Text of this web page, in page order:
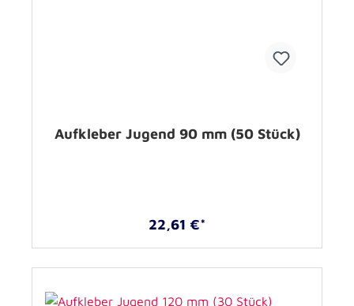
Aufkleber Jugend 90 mm (50 Stück)
22,61 €*